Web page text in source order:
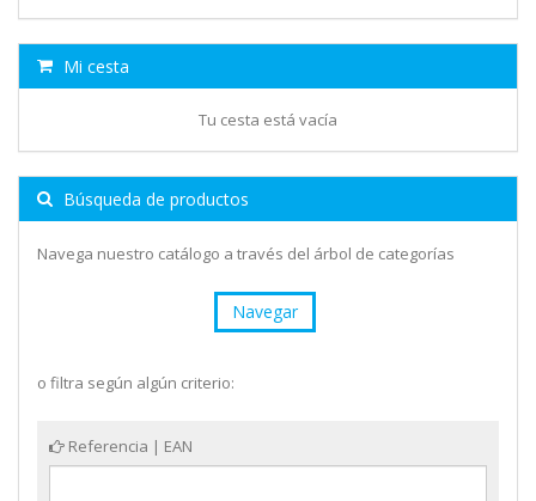
Mi cesta
Tu cesta está vacía
Búsqueda de productos
Navega nuestro catálogo a través del árbol de categorías
Navegar
o filtra según algún criterio:
Referencia | EAN